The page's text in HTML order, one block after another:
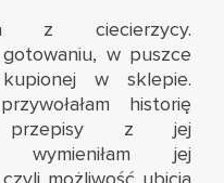
z ciecierzycy.
w puszce
w sklepie.
historię
przepisy z jej
wymieniłam jej